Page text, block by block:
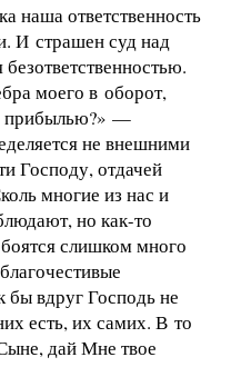
наша ответственность
И страшен суд над
моего в оборот,
прибылью?» —
не внешними
Господу, отдачей
многие из нас и
но как-то
слишком много
бы вдруг Господь не
есть, их самих. В то
дай Мне твое